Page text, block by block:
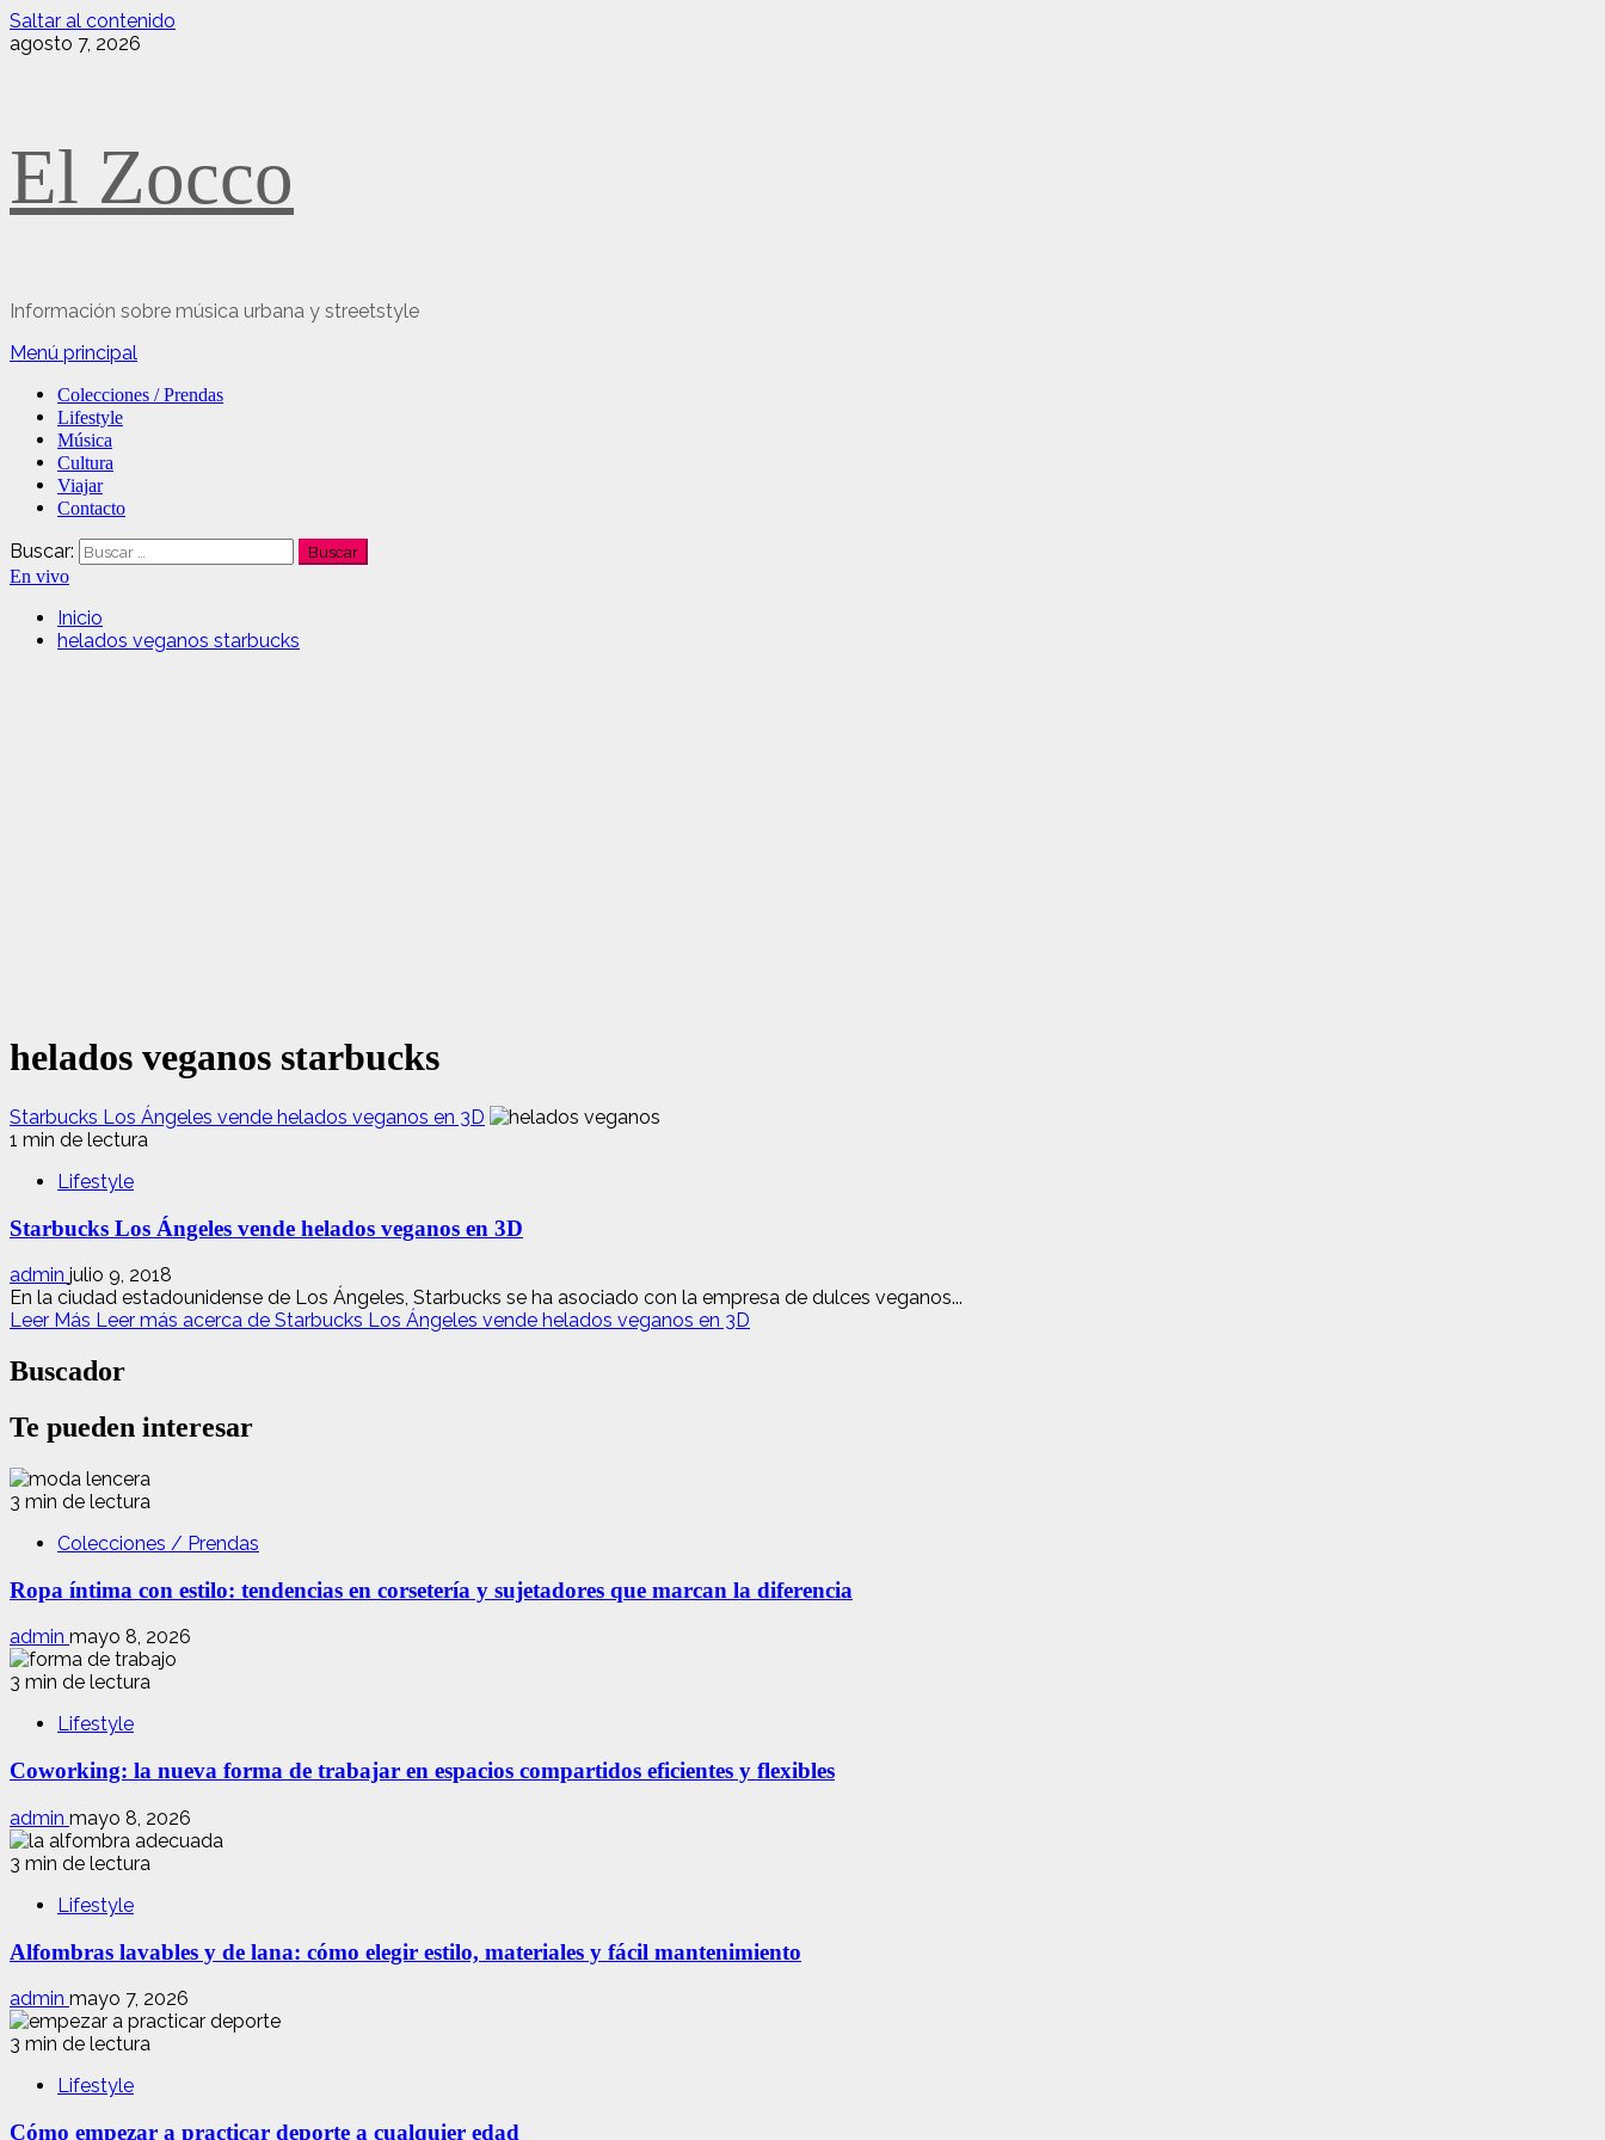
Saltar al contenido
agosto 7, 2026
El Zocco
Información sobre música urbana y streetstyle
Menú principal
Colecciones / Prendas
Lifestyle
Música
Cultura
Viajar
Contacto
Buscar:
En vivo
Inicio
helados veganos starbucks
helados veganos starbucks
Starbucks Los Ángeles vende helados veganos en 3D
1 min de lectura
Lifestyle
Starbucks Los Ángeles vende helados veganos en 3D
admin julio 9, 2018
En la ciudad estadounidense de Los Ángeles, Starbucks se ha asociado con la empresa de dulces veganos...
Leer Más Leer más acerca de Starbucks Los Ángeles vende helados veganos en 3D
Buscador
Te pueden interesar
3 min de lectura
Colecciones / Prendas
Ropa íntima con estilo: tendencias en corsetería y sujetadores que marcan la diferencia
admin mayo 8, 2026
3 min de lectura
Lifestyle
Coworking: la nueva forma de trabajar en espacios compartidos eficientes y flexibles
admin mayo 8, 2026
3 min de lectura
Lifestyle
Alfombras lavables y de lana: cómo elegir estilo, materiales y fácil mantenimiento
admin mayo 7, 2026
3 min de lectura
Lifestyle
Cómo empezar a practicar deporte a cualquier edad